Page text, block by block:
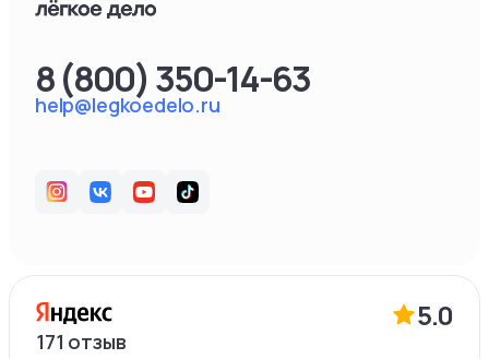
help@legkoedelo.ru
8 (800) 350-14-63
5.0
171 отзыв